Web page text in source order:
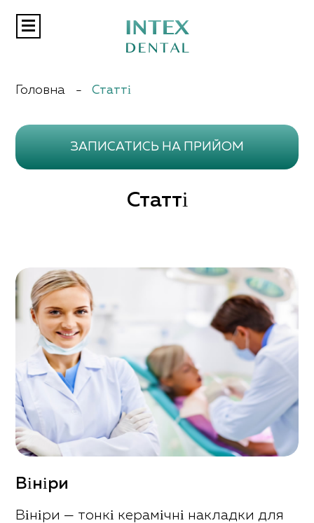
Статті
Контакти
Головна - Статті
Статті
ЗАПИСАТИСЬ НА ПРИЙОМ
Вініри
Вініри — тонкі керамічні накладки для